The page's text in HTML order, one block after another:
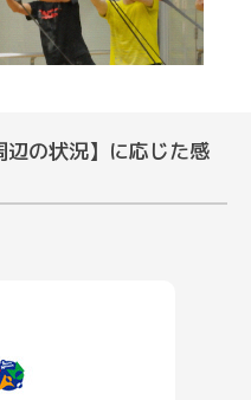
の状況】に応じた感